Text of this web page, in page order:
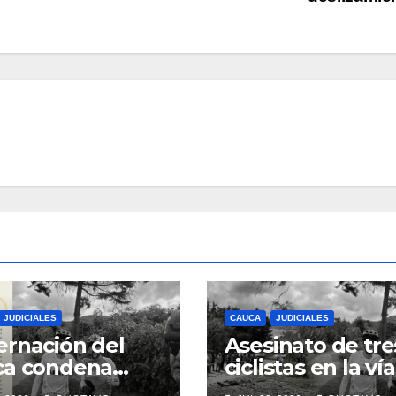
JUDICIALES
del
condena
de tres
CAUCA JUDICIALES
Asesinato de
ciclistas en la vía
Totoró – Silvia,